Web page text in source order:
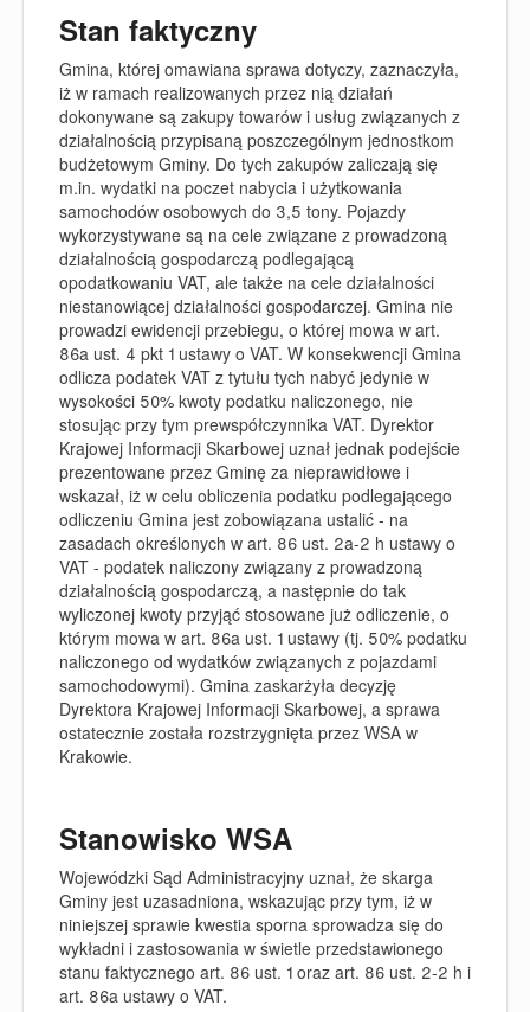
Stan faktyczny
Gmina, której omawiana sprawa dotyczy, zaznaczyła,
iż w ramach realizowanych przez nią działań
dokonywane są zakupy towarów i usług związanych z
działalnością przypisaną poszczególnym jednostkom
budżetowym Gminy. Do tych zakupów zaliczają się
m.in. wydatki na poczet nabycia i użytkowania
samochodów osobowych do 3,5 tony. Pojazdy
wykorzystywane są na cele związane z prowadzoną
działalnością gospodarczą podlegającą
opodatkowaniu VAT, ale także na cele działalności
niestanowiącej działalności gospodarczej. Gmina nie
prowadzi ewidencji przebiegu, o której mowa w art.
86a ust. 4 pkt 1 ustawy o VAT. W konsekwencji Gmina
odlicza podatek VAT z tytułu tych nabyć jedynie w
wysokości 50% kwoty podatku naliczonego, nie
stosując przy tym prewspółczynnika VAT. Dyrektor
Krajowej Informacji Skarbowej uznał jednak podejście
prezentowane przez Gminę za nieprawidłowe i
wskazał, iż w celu obliczenia podatku podlegającego
odliczeniu Gmina jest zobowiązana ustalić - na
zasadach określonych w art. 86 ust. 2a-2 h ustawy o
VAT - podatek naliczony związany z prowadzoną
działalnością gospodarczą, a następnie do tak
wyliczonej kwoty przyjąć stosowane już odliczenie, o
którym mowa w art. 86a ust. 1 ustawy (tj. 50% podatku
naliczonego od wydatków związanych z pojazdami
samochodowymi). Gmina zaskarżyła decyzję
Dyrektora Krajowej Informacji Skarbowej, a sprawa
ostatecznie została rozstrzygnięta przez WSA w
Krakowie.
Stanowisko WSA
Wojewódzki Sąd Administracyjny uznał, że skarga
Gminy jest uzasadniona, wskazując przy tym, iż w
niniejszej sprawie kwestia sporna sprowadza się do
wykładni i zastosowania w świetle przedstawionego
stanu faktycznego art. 86 ust. 1 oraz art. 86 ust. 2-2 h i
art. 86a ustawy o VAT.